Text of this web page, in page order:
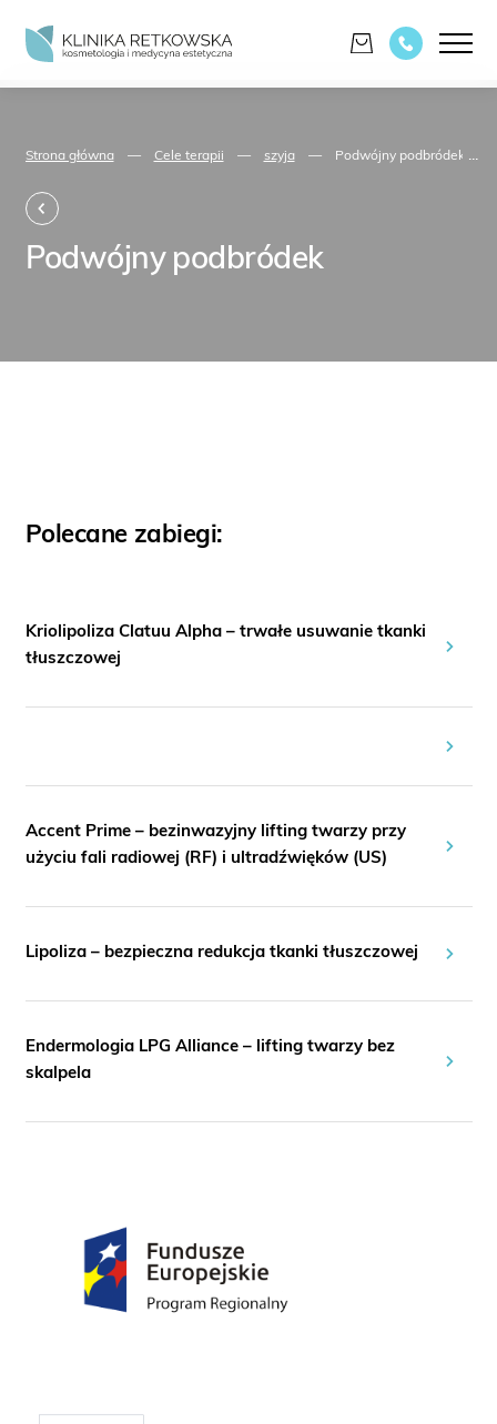
Strona główna — Cele terapii — szyja — Podwójny podbródek ...
Podwójny podbródek
Polecane zabiegi:
Kriolipoliza Clatuu Alpha – trwałe usuwanie tkanki
tłuszczowej
Accent Prime – bezinwazyjny lifting twarzy przy
użyciu fali radiowej (RF) i ultradźwięków (US)
Lipoliza – bezpieczna redukcja tkanki tłuszczowej
Endermologia LPG Alliance – lifting twarzy bez
skalpela